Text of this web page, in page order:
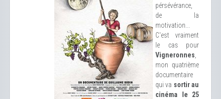
pérsévérance,
de la
motivation...
C'est vraiment
le cas pour
Vigneronnes
mon quatrième
documentaire
qui va sortir au
cinéma le 25